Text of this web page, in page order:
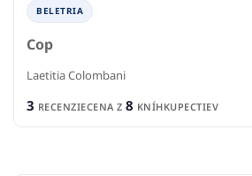
BELETRIA
Cop
Laetitia Colombani
3 RECENZIECENA Z 8 KNÍHKUPECTIEV